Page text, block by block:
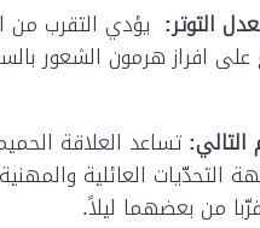
التوتر: يؤدي التقرب من
على افراز هرمون الشعور
التالي:تساعد العلاقة
التحدّيات العائلية
من بعضهما ليلاً.